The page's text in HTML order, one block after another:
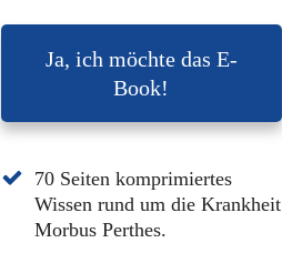
Ja, ich möchte das E-
Book!
70 Seiten komprimiertes
Wissen rund um die Krankheit
Morbus Perthes.